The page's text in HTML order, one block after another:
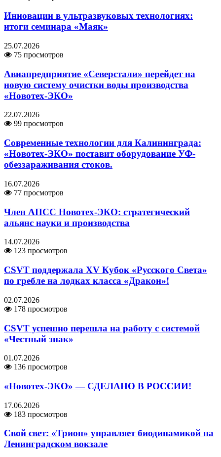
Инновации в ультразвуковых технологиях:
итоги семинара «Маяк»
25.07.2026
75 просмотров
Авиапредприятие «Северстали» перейдет на
новую систему очистки воды производства
«Новотех-ЭКО»
22.07.2026
99 просмотров
Современные технологии для Калининграда:
«Новотех-ЭКО» поставит оборудование УФ-
обеззараживания стоков.
16.07.2026
77 просмотров
Член АПСС Новотех-ЭКО: стратегический
альянс науки и производства
14.07.2026
123 просмотров
CSVT поддержала XV Кубок «Русского Света»
по гребле на лодках класса «Дракон»!
02.07.2026
178 просмотров
CSVT успешно перешла на работу с системой
«Честный знак»
01.07.2026
136 просмотров
«Новотех-ЭКО» — СДЕЛАНО В РОССИИ!
17.06.2026
183 просмотров
Свой свет: «Трион» управляет биодинамикой на
Ленинградском вокзале